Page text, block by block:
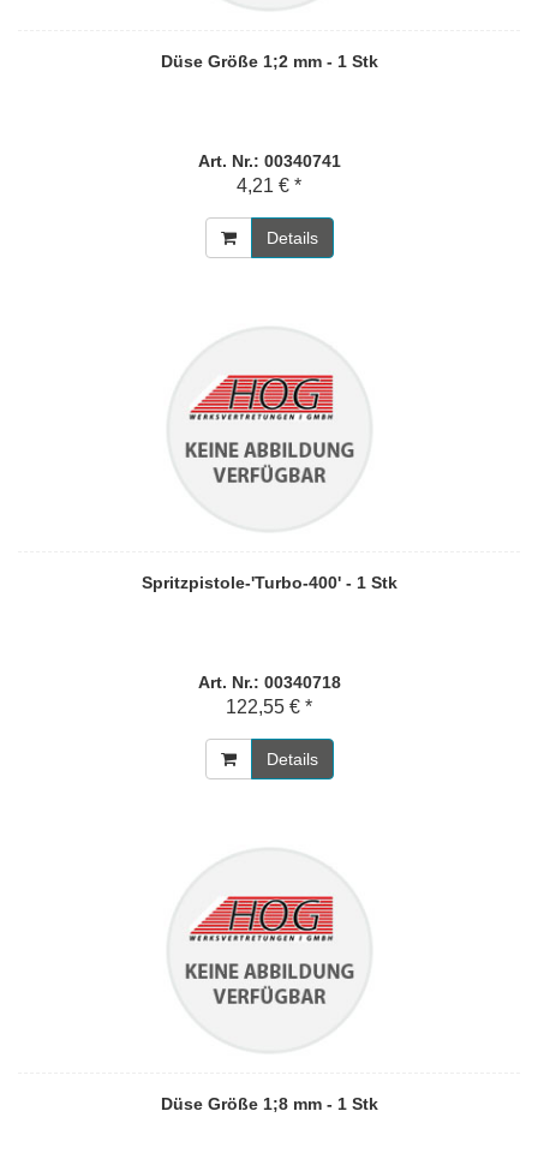
Düse Größe 1;2 mm - 1 Stk
Art. Nr.: 00340741
4,21 € *
Details
Spritzpistole-'Turbo-400' - 1 Stk
Art. Nr.: 00340718
122,55 € *
Details
Düse Größe 1;8 mm - 1 Stk